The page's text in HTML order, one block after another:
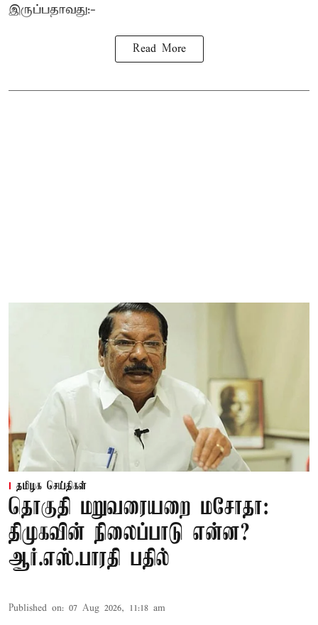
இருப்பதாவது:-
Read More
தமிழக செய்திகள்
தொகுதி மறுவரையறை மசோதா:
திமுகவின் நிலைப்பாடு என்ன?
ஆர்.எஸ்.பாரதி பதில்
Published on: 07 Aug 2026, 11:18 am